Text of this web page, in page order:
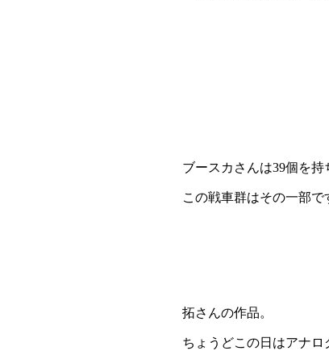
ブースカさんは39個を持
この戦車群はその一部で
拓さんの作品。
ちょうどこの日はアナロ